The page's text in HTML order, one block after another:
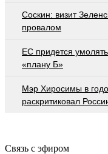
Соскин: визит
провалом
EC придется
«плану Б»
Мэр Хиросимы в
раскритиковал
Связь с эфиром